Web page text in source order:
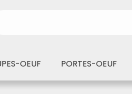
OEUF PORTES-OEUF